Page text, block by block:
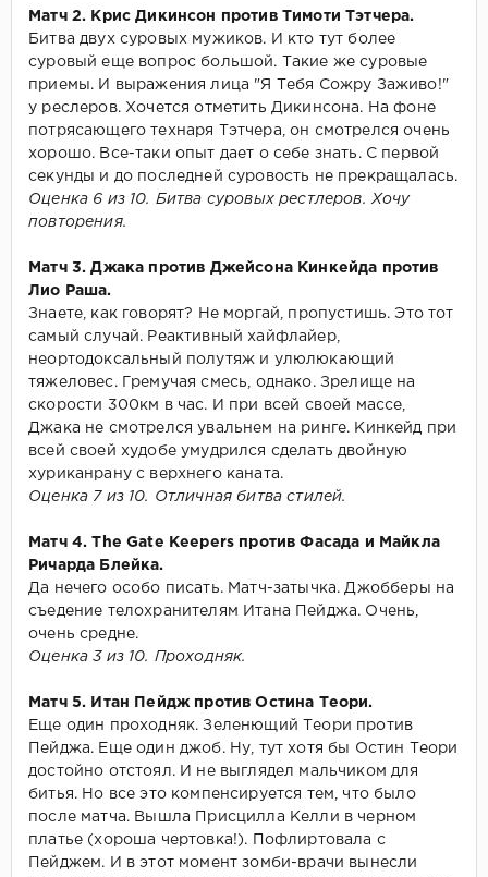
Матч 2. Крис Дикинсон против Тимоти Тэтчера.
Битва двух суровых мужиков. И кто тут более
суровый еще вопрос большой. Такие же суровые
приемы. И выражения лица "Я Тебя Сожру Заживо!"
у реслеров. Хочется отметить Дикинсона. На фоне
потрясающего технаря Тэтчера, он смотрелся очень
хорошо. Все-таки опыт дает о себе знать. С первой
секунды и до последней суровость не прекращалась.
Оценка 6 из 10. Битва суровых рестлеров. Хочу
повторения.
Матч 3. Джака против Джейсона Кинкейда против
Лио Раша.
Знаете, как говорят? Не моргай, пропустишь. Это тот
самый случай. Реактивный хайфлайер,
неортодоксальный полутяж и улюлюкающий
тяжеловес. Гремучая смесь, однако. Зрелище на
скорости 300км в час. И при всей своей массе,
Джака не смотрелся увальнем на ринге. Кинкейд при
всей своей худобе умудрился сделать двойную
хуриканрану с верхнего каната.
Оценка 7 из 10. Отличная битва стилей.
Матч 4. The Gate Keepers против Фасада и Майкла
Ричарда Блейка.
Да нечего особо писать. Матч-затычка. Джобберы на
съедение телохранителям Итана Пейджа. Очень,
очень средне.
Оценка 3 из 10. Проходняк.
Матч 5. Итан Пейдж против Остина Теори.
Еще один проходняк. Зеленющий Теори против
Пейджа. Еще один джоб. Ну, тут хотя бы Остин Теори
достойно отстоял. И не выглядел мальчиком для
битья. Но все это компенсируется тем, что было
после матча. Вышла Присцилла Келли в черном
платье (хороша чертовка!). Пофлиртовала с
Пейджем. И в этот момент зомби-врачи вынесли